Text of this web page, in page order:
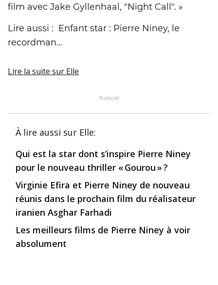
film avec Jake Gyllenhaal, "Night Call". »
Lire aussi : Enfant star : Pierre Niney, le
recordman...
Lire la suite sur Elle
Publicité
À lire aussi sur Elle:
Qui est la star dont s’inspire Pierre Niney
pour le nouveau thriller « Gourou » ?
Virginie Efira et Pierre Niney de nouveau
réunis dans le prochain film du réalisateur
iranien Asghar Farhadi
Les meilleurs films de Pierre Niney à voir
absolument